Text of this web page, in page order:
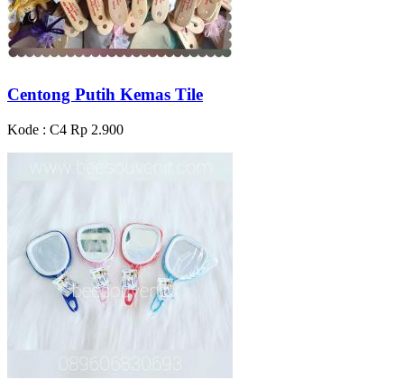
Centong Putih Kemas Tile
Kode : C4 Rp 2.900